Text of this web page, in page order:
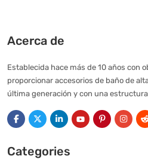
Acerca de
Establecida hace más de 10 años con
proporcionar accesorios de baño de
última generación y con una
Categories